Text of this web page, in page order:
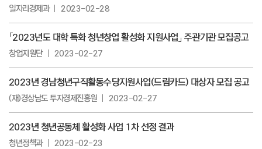
일자리경제과 2023-02-28
「2023년도 대학 특화 청년창업 활성화 지원사업」 주관기관 모집공고
창업지원단 2023-02-27
2023년 경남청년구직활동수당지원사업(드림카드) 대상자 모집 공고
(재)경상남도 투자경제진흥원 2023-02-27
2023년 청년공동체 활성화 사업 1차 선정 결과
청년정책과 2023-02-23